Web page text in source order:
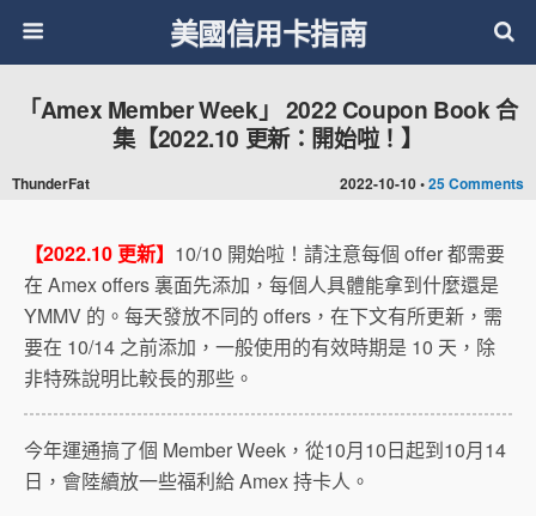
美國信用卡指南
2022-10-10 •25 Comments
「Amex Member Week」 2022 Coupon Book 合
集【2022.10 更新：開始啦！】
ThunderFat
【2022.10 更新】 10/10 開始啦！請注意每個 offer 都需要
在 Amex offers 裏面先添加，每個人具體能拿到什麼還是
YMMV 的。每天發放不同的 offers，在下文有所更新，需
要在 10/14 之前添加，一般使用的有效時期是 10 天，除
非特殊說明比較長的那些。
今年運通搞了個 Member Week，從10月10日起到10月14
日，會陸續放一些福利給 Amex 持卡人。